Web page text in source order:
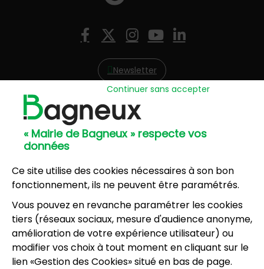
« Mairie de Bagneux » respecte vos
données
Ce site utilise des cookies nécessaires à son bon
fonctionnement, ils ne peuvent être paramétrés.
Vous pouvez en revanche paramétrer les cookies
tiers (réseaux sociaux, mesure d'audience anonyme,
amélioration de votre expérience utilisateur) ou
modifier vos choix à tout moment en cliquant sur le
lien «Gestion des Cookies» situé en bas de page.
Continuer sans accepter
Facebook
X (Twitter)
Instagram
YouTube
LinkedIn
Newsletter
Hôtel de Ville
57, avenue Henri Ravera - 92220 Bagneux
01 42 31 60 00
8, résidence du Port Galand - 92220 Bagneux
01 45 47 62 00
NOUS CONTACTER
Horaires d’ouverture: